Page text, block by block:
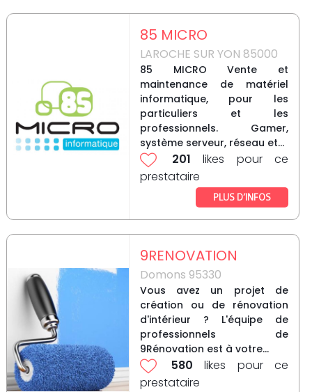
85 MICRO
LAROCHE SUR YON 85000
85 MICRO Vente et
maintenance de matériel
informatique, pour les
particuliers et les
professionnels. Gamer,
système serveur, réseau et...
201 likes pour ce
prestataire
PLUS D’INFOS
9RENOVATION
Domons 95330
Vous avez un projet de
création ou de rénovation
d'intérieur ? L'équipe de
professionnels de
9Rénovation est à votre...
580 likes pour ce
prestataire